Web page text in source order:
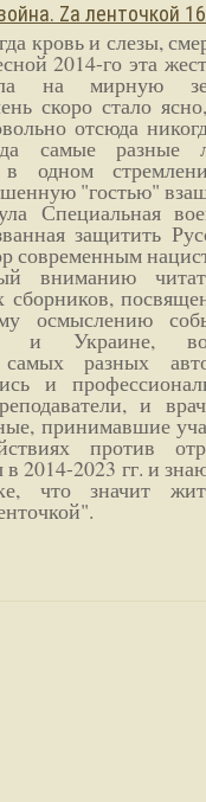
Zа ленточкой
кровь и слезы,
2014-го эта
на мирную
скоро стало
отсюда
самые разные
в одном
"гостью"
Специальная
защитить
современным
вниманию
сборников,
осмыслению
и Украине,
самых разных
и
и
принимавшие
против
в 2014-2023 гг. и
что значит